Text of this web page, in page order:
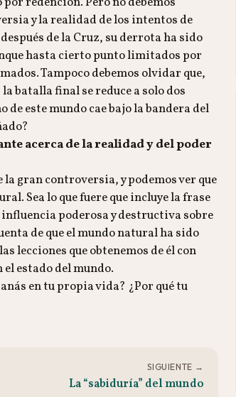
y la realidad de los intentos de
de la Cruz, su derrota ha sido
hasta cierto punto limitados por
Tampoco debemos olvidar que,
batalla final se reduce a solo dos
este mundo cae bajo la bandera del
acerca de la realidad y del poder
la gran controversia, y podemos ver que
Sea lo que fuere que incluye la frase
influencia poderosa y destructiva sobre
de que el mundo natural ha sido
lecciones que obtenemos de él con
estado del mundo.
en tu propia vida? ¿Por qué tu
SIGUIENTE →
La “sabiduría” del mundo